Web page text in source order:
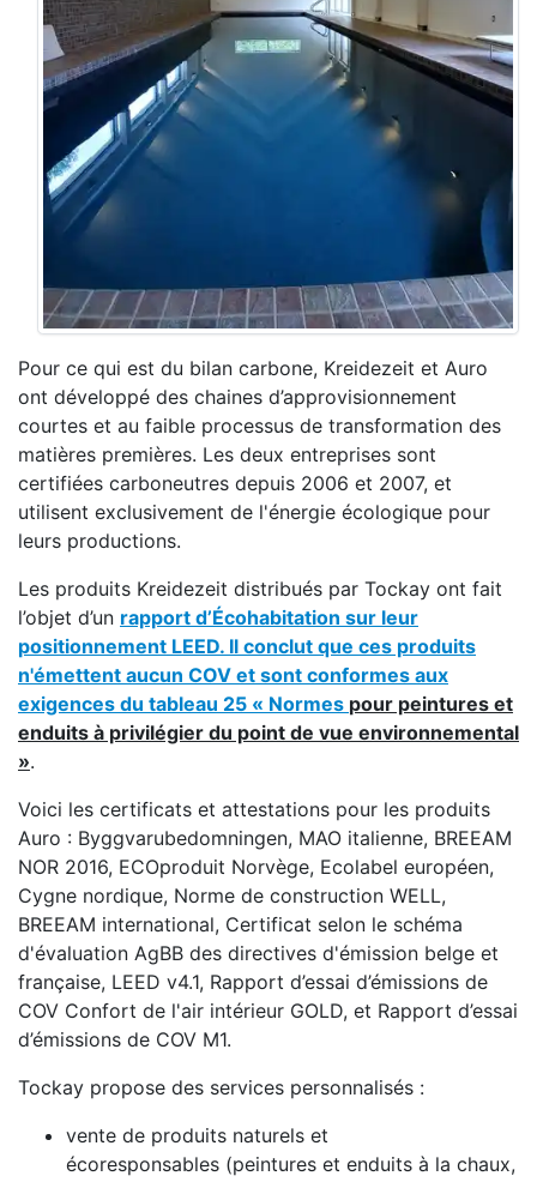
Pour ce qui est du bilan carbone, Kreidezeit et Auro
ont développé des chaines d’approvisionnement
courtes et au faible processus de transformation des
matières premières. Les deux entreprises sont
certifiées carboneutres depuis 2006 et 2007, et
utilisent exclusivement de l'énergie écologique pour
leurs productions.
Les produits Kreidezeit distribués par Tockay ont fait
l’objet d’un rapport d’Écohabitation sur leur
positionnement LEED. Il conclut que ces produits
n'émettent aucun COV et sont conformes aux
exigences du tableau 25 « Normes pour peintures et
enduits à privilégier du point de vue environnemental
».
Voici les certificats et attestations pour les produits
Auro : Byggvarubedomningen, MAO italienne, BREEAM
NOR 2016, ECOproduit Norvège, Ecolabel européen,
Cygne nordique, Norme de construction WELL,
BREEAM international, Certificat selon le schéma
d'évaluation AgBB des directives d'émission belge et
française, LEED v4.1, Rapport d’essai d’émissions de
COV Confort de l'air intérieur GOLD, et Rapport d’essai
d’émissions de COV M1.
Tockay propose des services personnalisés :
vente de produits naturels et
écoresponsables (peintures et enduits à la chaux,